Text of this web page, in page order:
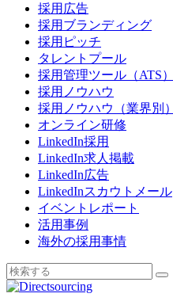
採用広告
採用ブランディング
採用ピッチ
タレントプール
採用管理ツール（ATS）
採用ノウハウ
採用ノウハウ（業界別）
オンライン研修
LinkedIn採用
LinkedIn求人掲載
LinkedIn広告
LinkedInスカウトメール
イベントレポート
活用事例
海外の採用事情